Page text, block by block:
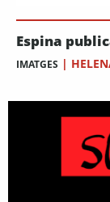
Espina
IMATGES |